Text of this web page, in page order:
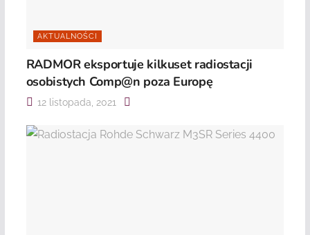
AKTUALNOŚCI
RADMOR eksportuje kilkuset radiostacji
osobistych Comp@n poza Europę
12 listopada, 2021